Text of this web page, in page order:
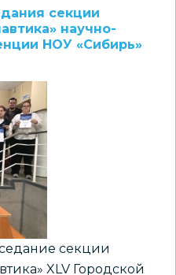
секции
научно-
НОУ «Сибирь»
секции
XLV Городской